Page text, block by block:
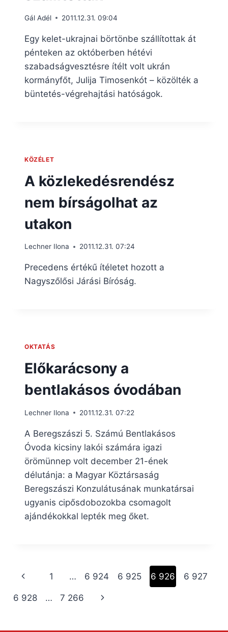
Gál Adél 2011.12.31. 09:04
Egy kelet-ukrajnai börtönbe szállítottak át
pénteken az októberben hétévi
szabadságvesztésre ítélt volt ukrán
kormányfőt, Julija Timosenkót – közölték a
büntetés-végrehajtási hatóságok.
KÖZÉLET
A közlekedésrendész
nem bírságolhat az
utakon
Lechner Ilona 2011.12.31. 07:24
Precedens értékű ítéletet hozott a
Nagyszőlősi Járási Bíróság.
OKTATÁS
Előkarácsony a
bentlakásos óvodában
Lechner Ilona 2011.12.31. 07:22
A Beregszászi 5. Számú Bentlakásos
Óvoda kicsiny lakói számára igazi
örömünnep volt december 21-ének
délutánja: a Magyar Köztársaság
Beregszászi Konzulátusának munkatársai
ugyanis cipősdobozokba csomagolt
ajándékokkal lepték meg őket.
Page
navigation
Previous
Page
1 … 6 924 6 925 6 926 6 927
6 928 … 7 266
Next